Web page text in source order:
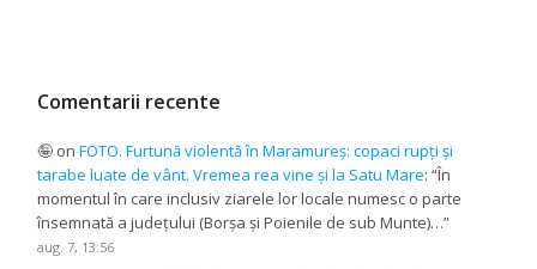
Comentarii recente
🤪 onFOTO. Furtună violentă în Maramureș: copaci rupți și
tarabe luate de vânt. Vremea rea vine și la Satu Mare: “În
momentul în care inclusiv ziarele lor locale numesc o parte
însemnată a județului (Borșa și Poienile de sub Munte)…”
aug. 7, 13:56